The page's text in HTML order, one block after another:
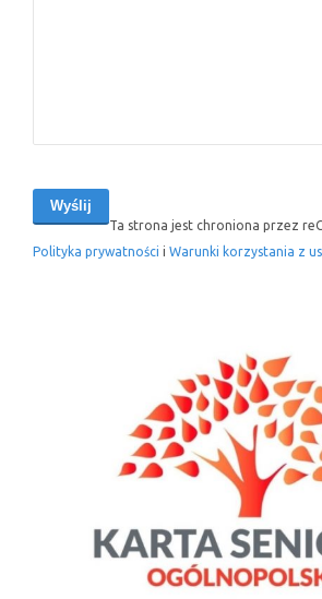
Ta strona jest chroniona przez
Polityka prywatności i Warunki korzystania z